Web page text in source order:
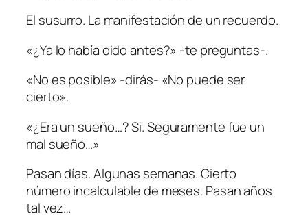
El susurro. La manifestación de un recuerdo.
«¿Ya lo había oido antes?» -te preguntas-.
«No es posible» -dirás- «No puede ser
cierto».
«¿Era un sueño…? Si. Seguramente fue un
mal sueño…»
Pasan días. Algunas semanas. Cierto
número incalculable de meses. Pasan años
tal vez…